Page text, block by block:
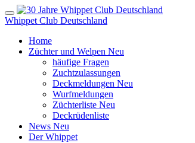
Whippet Club Deutschland
Home
Züchter und Welpen Neu
häufige Fragen
Zuchtzulassungen
Deckmeldungen Neu
Wurfmeldungen
Züchterliste Neu
Deckrüdenliste
News Neu
Der Whippet